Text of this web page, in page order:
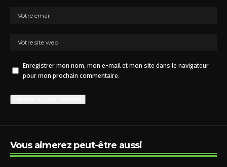
Enregistrer mon nom, mon e-mail et mon site dans le navigateur
pour mon prochain commentaire.
Vous aimerez peut-être aussi